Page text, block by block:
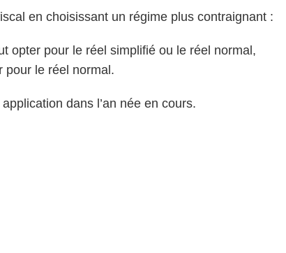
en choisissant un régime plus contraignant :
opter pour le réel simplifié ou le réel normal,
pour le réel normal.
dans l’an née en cours.